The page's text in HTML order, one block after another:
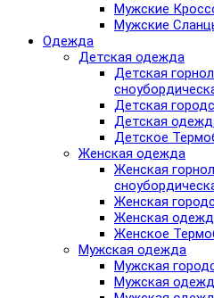
Мужские
Мужские
Одежда
Детская одежда
Детская
Детская
Детская
Детское
Женская одежда
Женская
Женская
Женская
Женское
Мужская одежда
Мужская
Мужская